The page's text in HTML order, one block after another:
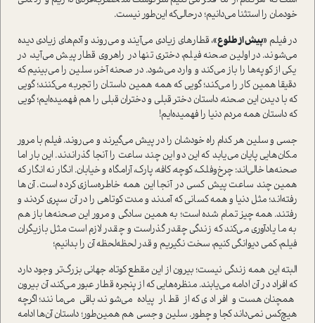
خودمان را استثنا می‌دانیم؛ در‌حالی‌که این‌طور نیست.
در فیلم «پیش از طلوع»، قطارهای زیادی می‌آیند و می‌روند و آدم‌های زیادی دیده
می‌شوند. در اولین صحنه فیلم، دختری تنها در راهروی قطار پیش می‌آید، در
یکی از کوپه‌ها را باز می‌کند و وارد می‌شود. در صحنه آخر، سلین را می‌بینیم که
دقیقا همین کار را می‌کند؛ گویی که همه همین داستان را تجربه می‌کنند؛ گویی
که با دیدن این صحنه، داستان دختر قبلی و دختران قبلی را هم فهمیده‌ایم؛ گویی
که داستان همه مردم دنیا را فهمیده‌ایم!
جسی و سلین هر کدام راه خودشان را در پیش می‌گیرند و می‌روند. فیلم با مرور
مکان‌هایی پایان می‌یابد که این دو این چند ساعت را آنجا گذراندند. این بار اما
صحنه‌ها خالی‌اند: چرخ‌وفلک، کوچه، کافه، پارک، آرامگاه و خیابان. انگار نه انگار که
همین چند ساعت پیش کسی در آنجا این همه خاطره‌سازی کرده است. آن‌ها
رفته‌اند؛ مثل دنیا و همه کسانی که آمدند و مدت کوتاهی را در آن سپری کردند و
رفتند. همه چیز تمام شده است؛ به همین سادگی و مرور این صحنه‌ها باز هم
به ما یادآوری می‌کند که زندگی چقدر گذراست و چقدر لازم است مثل بازیگران
فیلم، کمی دیوانگی کنیم، سخت نگیریم و قدر لحظه‌لحظه آن را بدانیم؛
البته این همه زندگی نیست؛ بیرون از این مقطع کوتاه، جهانی بزرگ‌تر وجود دارد
که افراد در آن ادامه می‌یابند. منظره‌هایی که از پنجره قطار عبور می‌کند، آن بیرون
همچنان هست و افرادی که از قطار پیاده می‌شوند، باقی می‌مانند؛ اگرچه
هیچ‌کس نمی‌داند کجا و چطور. سلین و جسی هم همین‌طور؛ داستان آن‌ها ادامه